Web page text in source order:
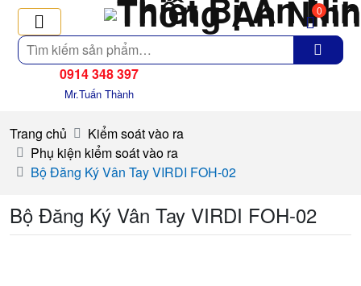
Tìm
kiếm
0
0914 348 397
Mr.Tuấn Thành
Trang chủ
Kiểm soát vào ra
Phụ kiện kiểm soát vào ra
Bộ Đăng Ký Vân Tay VIRDI FOH-02
Bộ Đăng Ký Vân Tay VIRDI FOH-02